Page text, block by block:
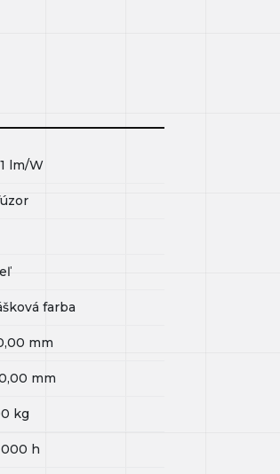
lm/W
farba
mm
mm
kg
h